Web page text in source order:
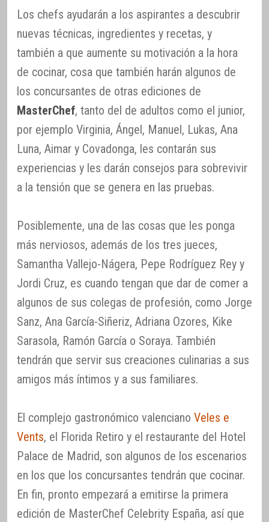
Los chefs ayudarán a los aspirantes a descubrir
nuevas técnicas, ingredientes y recetas, y
también a que aumente su motivación a la hora
de cocinar, cosa que también harán algunos de
los concursantes de otras ediciones de
MasterChef, tanto del de adultos como el junior,
por ejemplo Virginia, Ángel, Manuel, Lukas, Ana
Luna, Aimar y Covadonga, les contarán sus
experiencias y les darán consejos para sobrevivir
a la tensión que se genera en las pruebas.
Posiblemente, una de las cosas que les ponga
más nerviosos, además de los tres jueces,
Samantha Vallejo-Nágera, Pepe Rodríguez Rey y
Jordi Cruz, es cuando tengan que dar de comer a
algunos de sus colegas de profesión, como Jorge
Sanz, Ana García-Siñeriz, Adriana Ozores, Kike
Sarasola, Ramón García o Soraya. También
tendrán que servir sus creaciones culinarias a sus
amigos más íntimos y a sus familiares.
El complejo gastronómico valenciano Veles e
Vents, el Florida Retiro y el restaurante del Hotel
Palace de Madrid, son algunos de los escenarios
en los que los concursantes tendrán que cocinar.
En fin, pronto empezará a emitirse la primera
edición de MasterChef Celebrity España, así que